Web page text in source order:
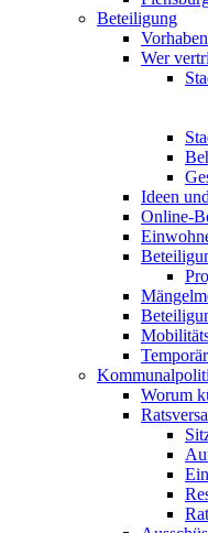
Beteiligung
Wer
Ideen
Online-
Worum